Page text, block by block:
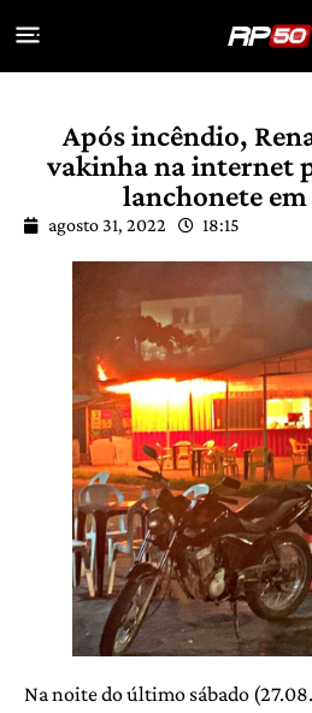
Após incêndio,
vakinha na internet
lanchonete em
agosto 31, 2022 18:15
Na noite do último sábado